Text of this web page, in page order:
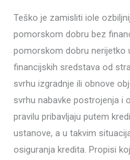
Teško je zamisliti iole
pomorskom dobru bez
pomorskom dobru nerijetko
financijskih sredstava od
svrhu izgradnje ili obnove
svrhu nabavke postrojenja i
pravilu pribavljaju putem
ustanove, a u takvim
osiguranja kredita. Propisi